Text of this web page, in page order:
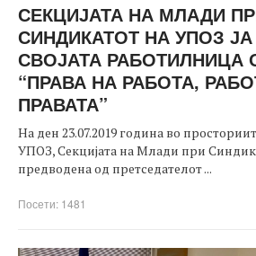
СЕКЦИЈАТА НА МЛАДИ
СИНДИКАТОТ НА УПОЗ
СВОЈАТА РАБОТИЛНИЦА
“ПРАВА НА РАБОТА,
ПРАВАТА”
На ден 23.07.2019 година во
УПОЗ, Секцијата на Млади при
предводена од претседателот ...
Посети: 1481